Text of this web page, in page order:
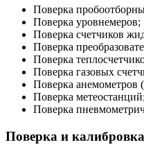
Поверка
Поверка уровнемеров;
Поверка счетчиков
Поверка
Поверка
Поверка газовых
Поверка анемометров
Поверка метеостанций;
Поверка
Поверка и